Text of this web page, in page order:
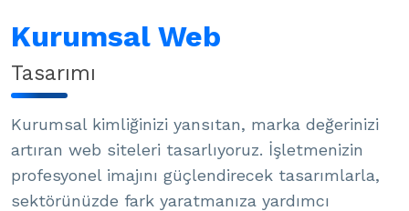
Kurumsal Web
Tasarımı
Kurumsal kimliğinizi yansıtan, marka değerinizi
artıran web siteleri tasarlıyoruz. İşletmenizin
profesyonel imajını güçlendirecek tasarımlarla,
sektörünüzde fark yaratmanıza yardımcı